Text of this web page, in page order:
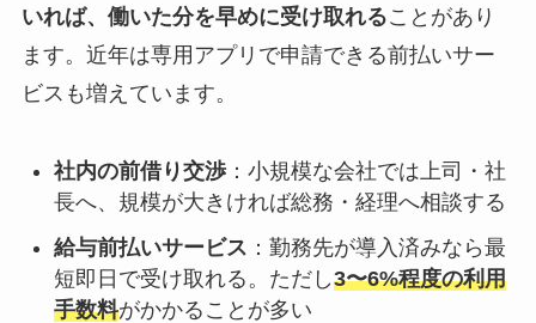
いれば、働いた分を早めに受け取れることがあり
ます。近年は専用アプリで申請できる前払いサー
ビスも増えています。
社内の前借り交渉：小規模な会社では上司・社
長へ、規模が大きければ総務・経理へ相談する
給与前払いサービス ：勤務先が導入済みなら最
短即日で受け取れる。ただし3〜6%程度の利用
手数料がかかることが多い